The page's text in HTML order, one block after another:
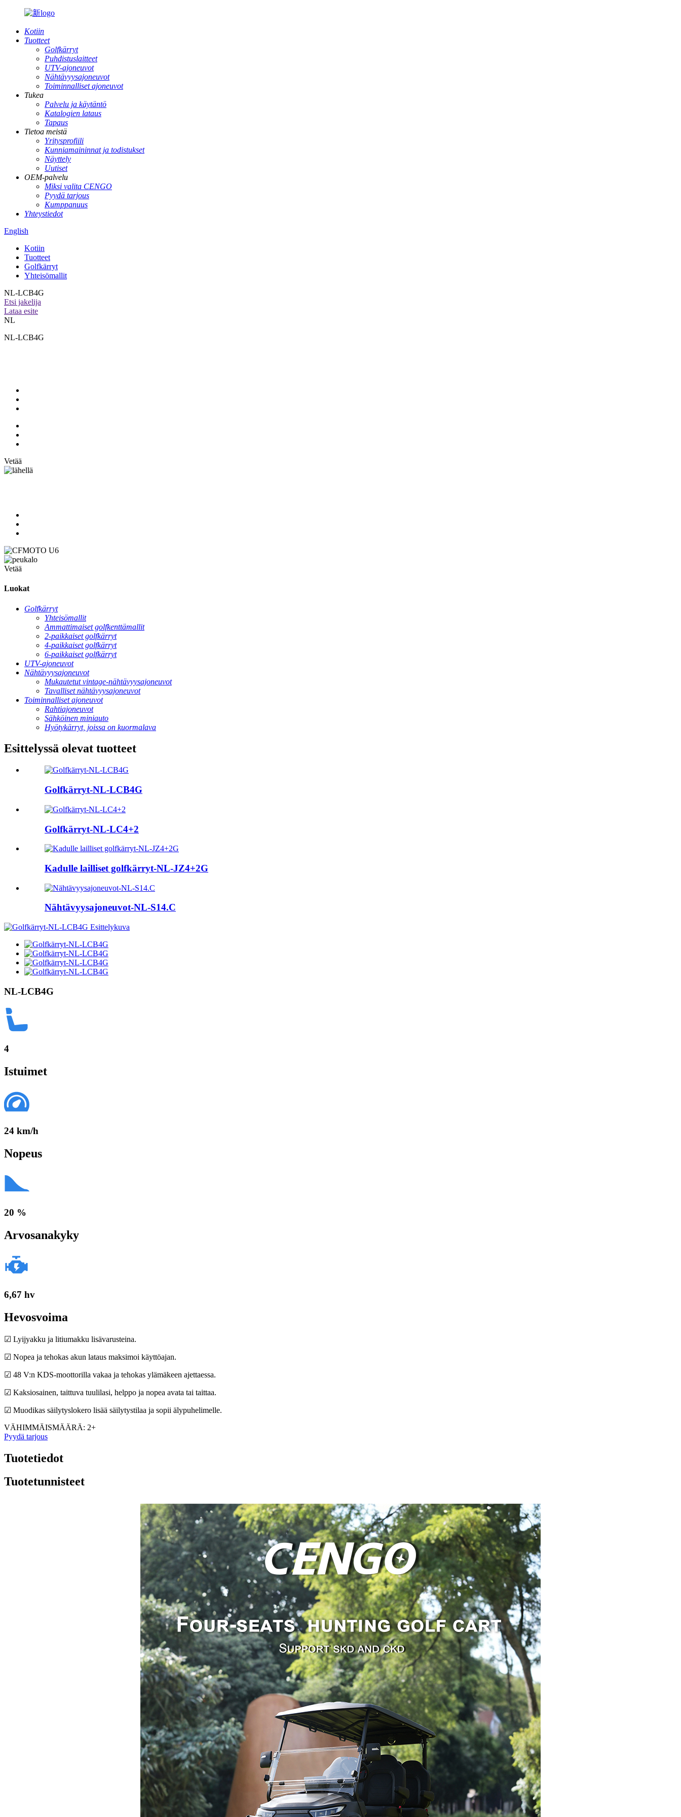
Kotiin
Tuotteet
Golfkärryt
Puhdistuslaitteet
UTV-ajoneuvot
Nähtävyysajoneuvot
Toiminnalliset ajoneuvot
Tukea
Palvelu ja käytäntö
Katalogien lataus
Tapaus
Tietoa meistä
Yritysprofiili
Kunniamaininnat ja todistukset
Näyttely
Uutiset
OEM-palvelu
Miksi valita CENGO
Pyydä tarjous
Kumppanuus
Yhteystiedot
English
Kotiin
Tuotteet
Golfkärryt
Yhteisömallit
NL-LCB4G
Etsi jakelija
Lataa esite
NL
NL-LCB4G
Vetää
Vetää
Luokat
Golfkärryt
Yhteisömallit
Ammattimaiset golfkenttämallit
2-paikkaiset golfkärryt
4-paikkaiset golfkärryt
6-paikkaiset golfkärryt
UTV-ajoneuvot
Nähtävyysajoneuvot
Mukautetut vintage-nähtävyysajoneuvot
Tavalliset nähtävyysajoneuvot
Toiminnalliset ajoneuvot
Rahtiajoneuvot
Sähköinen miniauto
Hyötykärryt, joissa on kuormalava
Esittelyssä olevat tuotteet
Golfkärryt-NL-LCB4G
Golfkärryt-NL-LC4+2
Kadulle lailliset golfkärryt-NL-JZ4+2G
Nähtävyysajoneuvot-NL-S14.C
NL-LCB4G
4
Istuimet
24 km/h
Nopeus
20 %
Arvosanakyky
6,67 hv
Hevosvoima
☑ Lyijyakku ja litiumakku lisävarusteina.
☑ Nopea ja tehokas akun lataus maksimoi käyttöajan.
☑ 48 V:n KDS-moottorilla vakaa ja tehokas ylämäkeen ajettaessa.
☑ Kaksiosainen, taittuva tuulilasi, helppo ja nopea avata tai taittaa.
☑ Muodikas säilytyslokero lisää säilytystilaa ja sopii älypuhelimelle.
VÄHIMMÄISMÄÄRÄ: 2+
Pyydä tarjous
Tuotetiedot
Tuotetunnisteet